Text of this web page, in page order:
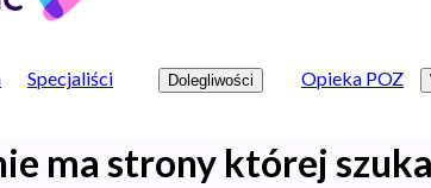
Specjaliści Dolegliwości Opieka POZ
ma strony której